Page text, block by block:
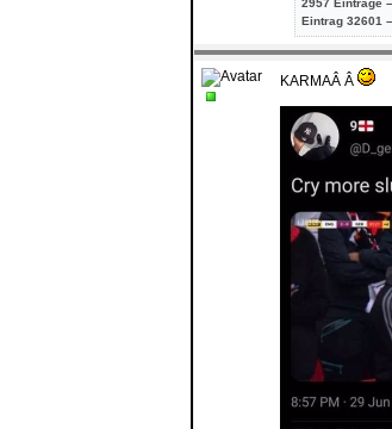
2957 Einträge
Eintrag 32601
KARMAÂ Â